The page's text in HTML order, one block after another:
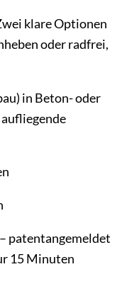
klare Optionen
oder radfrei,
in Beton- oder
patentangemeldet
15 Minuten